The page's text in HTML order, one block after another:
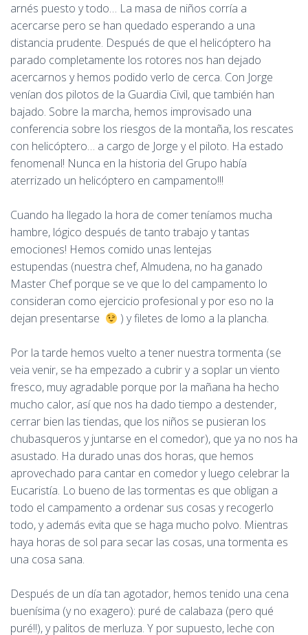
arnés puesto y todo… La masa de niños corría a
acercarse pero se han quedado esperando a una
distancia prudente. Después de que el helicóptero ha
parado completamente los rotores nos han dejado
acercarnos y hemos podido verlo de cerca. Con Jorge
venían dos pilotos de la Guardia Civil, que también han
bajado. Sobre la marcha, hemos improvisado una
conferencia sobre los riesgos de la montaña, los rescates
con helicóptero… a cargo de Jorge y el piloto. Ha estado
fenomenal! Nunca en la historia del Grupo había
aterrizado un helicóptero en campamento!!!
Cuando ha llegado la hora de comer teníamos mucha
hambre, lógico después de tanto trabajo y tantas
emociones! Hemos comido unas lentejas
estupendas (nuestra chef, Almudena, no ha ganado
Master Chef porque se ve que lo del campamento lo
consideran como ejercicio profesional y por eso no la
dejan presentarse
) y filetes de lomo a la plancha.
Por la tarde hemos vuelto a tener nuestra tormenta (se
veia venir, se ha empezado a cubrir y a soplar un viento
fresco, muy agradable porque por la mañana ha hecho
mucho calor, así que nos ha dado tiempo a destender,
cerrar bien las tiendas, que los niños se pusieran los
chubasqueros y juntarse en el comedor), que ya no nos ha
asustado. Ha durado unas dos horas, que hemos
aprovechado para cantar en comedor y luego celebrar la
Eucaristía. Lo bueno de las tormentas es que obligan a
todo el campamento a ordenar sus cosas y recogerlo
todo, y además evita que se haga mucho polvo. Mientras
haya horas de sol para secar las cosas, una tormenta es
una cosa sana.
Después de un día tan agotador, hemos tenido una cena
buenísima (y no exagero): puré de calabaza (pero qué
puré!!), y palitos de merluza. Y por supuesto, leche con